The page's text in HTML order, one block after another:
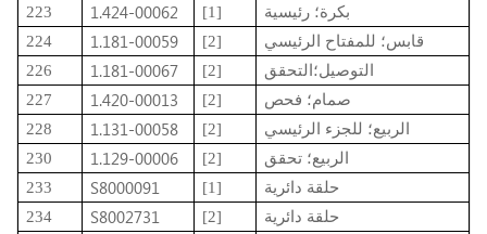
223
1.424-00062 [1]
بكرة؛ رئيسية
224
1.181-00059 [2]
قابس؛ للمفتاح الرئيسي
226
1.181-00067 [2]
التوصيل؛التحقق
227
1.420-00013 [2]
صمام؛ فحص
228
1.131-00058 [2]
الربيع؛ للجزء الرئيسي
230
1.129-00006 [2]
الربيع؛ تحقق
233
S8000091 [1]
حلقة دائرية
234
S8002731 [2]
حلقة دائرية